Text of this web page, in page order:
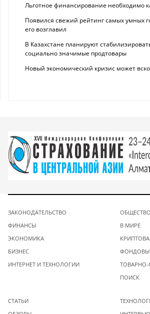
Льготное финансирование необходимо
Появился свежий рейтинг самых умных
его возглавил
В Казахстане планируют
социально значимые продтовары
Новый экономический кризис может
ЗАКОНОДАТЕЛЬСТВО
ФИНАНСЫ
ЭКОНОМИКА
БИЗНЕС
ИНТЕРНЕТ И ТЕХНОЛОГИИ
В МИРЕ
ТОВАРНО-
ПОИСК
СТАТЬИ